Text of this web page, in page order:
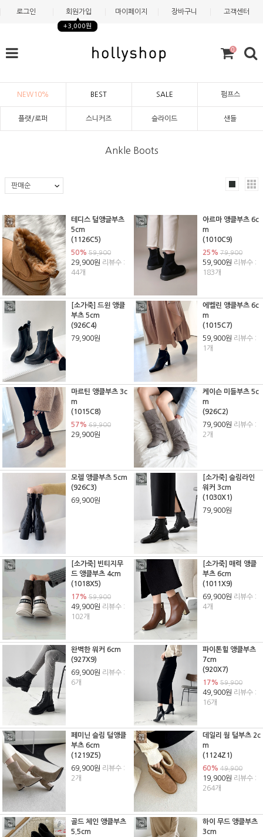
로그인 회원가입
+3,000원
마이페이지 장바구니 고객센터
0
NEW10% BEST SALE 펌프스
플랫/로퍼 스니커즈 슬라이드 샌들
Ankle Boots
테디스 털앵글부츠
5cm
(1126C5)
50%59,900
29,900원 리뷰수 :
44개
아르마 앵클부츠 6c
m
(1010C9)
25%79,900
59,900원 리뷰수 :
183개
[소가죽] 드윈 앵클
부츠 5cm
(926C4)
79,900원
에벨린 앵클부츠 6c
m
(1015C7)
59,900원 리뷰수 :
1개
마르틴 앵클부츠 3c
m
(1015C8)
57%69,900
29,900원
케이슨 미들부츠 5c
m
(926C2)
79,900원 리뷰수 :
2개
모렐 앵클부츠 5cm
(926C3)
69,900원
[소가죽] 슬림라인
워커 3cm
(1030X1)
79,900원
[소가죽] 빈티지무
드 앵클부츠 4cm
(1018X5)
17%59,900
49,900원 리뷰수 :
102개
[소가죽] 매력 앵클
부츠 6cm
(1011X9)
69,900원 리뷰수 :
4개
완벽한 워커 6cm
(927X9)
69,900원 리뷰수 :
6개
파이톤힐 앵클부츠
7cm
(920X7)
17%59,900
49,900원 리뷰수 :
16개
페미닌 슬림 털앵클
부츠 6cm
(1219Z5)
69,900원 리뷰수 :
2개
데일리 웜 털부츠 2c
m
(1124Z1)
60%49,900
19,900원 리뷰수 :
264개
골드 체인 앵클부츠
5.5cm
하이 무드 앵클부츠
3cm